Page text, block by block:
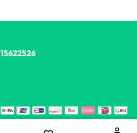
15622526